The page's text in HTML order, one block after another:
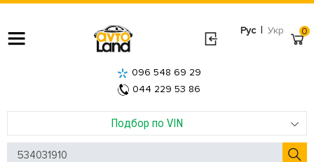
Рус | Укр
Подбор по VIN
096 548 69 29
044 229 53 86
0